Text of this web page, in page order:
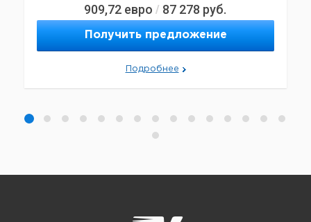
909,72 евро / 87 278 руб.
Получить предложение
Подробнее